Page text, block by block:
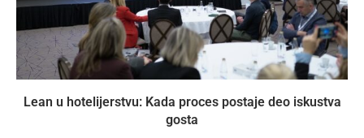
Lean u hotelijerstvu: Kada proces postaje deo iskustva
gosta